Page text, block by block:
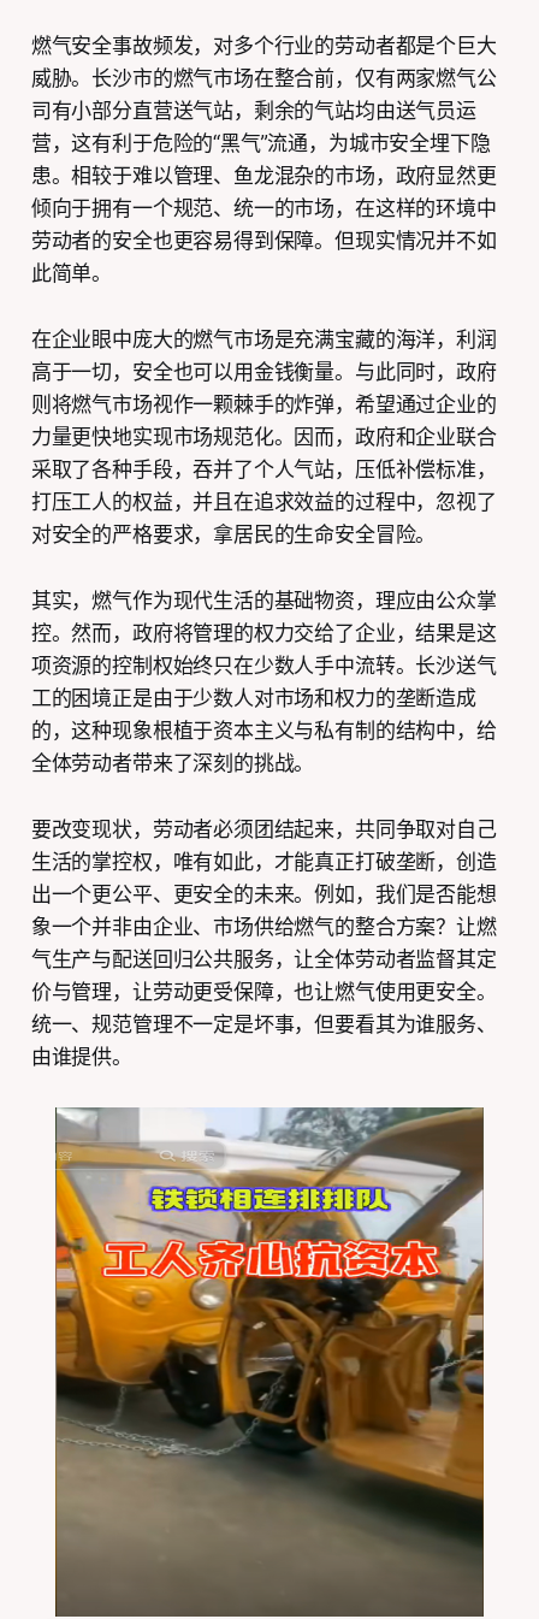
燃气安全事故频发，对多个行业的劳动者都是个巨大
威胁。长沙市的燃气市场在整合前，仅有两家燃气公
司有小部分直营送气站，剩余的气站均由送气员运
营，这有利于危险的“黑气”流通，为城市安全埋下隐
患。相较于难以管理、鱼龙混杂的市场，政府显然更
倾向于拥有一个规范、统一的市场，在这样的环境中
劳动者的安全也更容易得到保障。但现实情况并不如
此简单。
在企业眼中庞大的燃气市场是充满宝藏的海洋，利润
高于一切，安全也可以用金钱衡量。与此同时，政府
则将燃气市场视作一颗棘手的炸弹，希望通过企业的
力量更快地实现市场规范化。因而，政府和企业联合
采取了各种手段，吞并了个人气站，压低补偿标准，
打压工人的权益，并且在追求效益的过程中，忽视了
对安全的严格要求，拿居民的生命安全冒险。
其实，燃气作为现代生活的基础物资，理应由公众掌
控。然而，政府将管理的权力交给了企业，结果是这
项资源的控制权始终只在少数人手中流转。长沙送气
工的困境正是由于少数人对市场和权力的垄断造成
的，这种现象根植于资本主义与私有制的结构中，给
全体劳动者带来了深刻的挑战。
要改变现状，劳动者必须团结起来，共同争取对自己
生活的掌控权，唯有如此，才能真正打破垄断，创造
出一个更公平、更安全的未来。例如，我们是否能想
象一个并非由企业、市场供给燃气的整合方案？让燃
气生产与配送回归公共服务，让全体劳动者监督其定
价与管理，让劳动更受保障，也让燃气使用更安全。
统一、规范管理不一定是坏事，但要看其为谁服务、
由谁提供。